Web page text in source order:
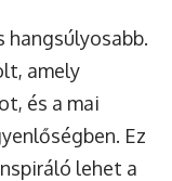
hangsúlyosabb.
amely
és a mai
Ez
lehet a